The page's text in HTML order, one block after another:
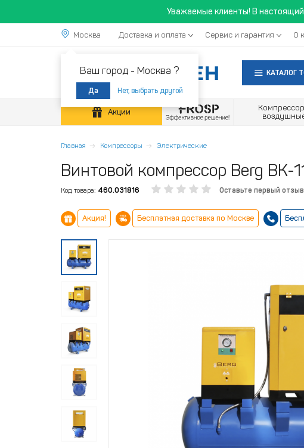
Уважаемые клиенты! В
Москва
Ваш город - Москва ?
Да Нет, выбрать другой
Доставка и оплата Сервис и гарантия О
КАТАЛОГ
Акции
Главная Компрессоры Электрические
Винтовой компрессор Berg ВК-
Код товара: 460.031816 Оставьте первый отзыв
Акция! Бесплатная доставка по Москве